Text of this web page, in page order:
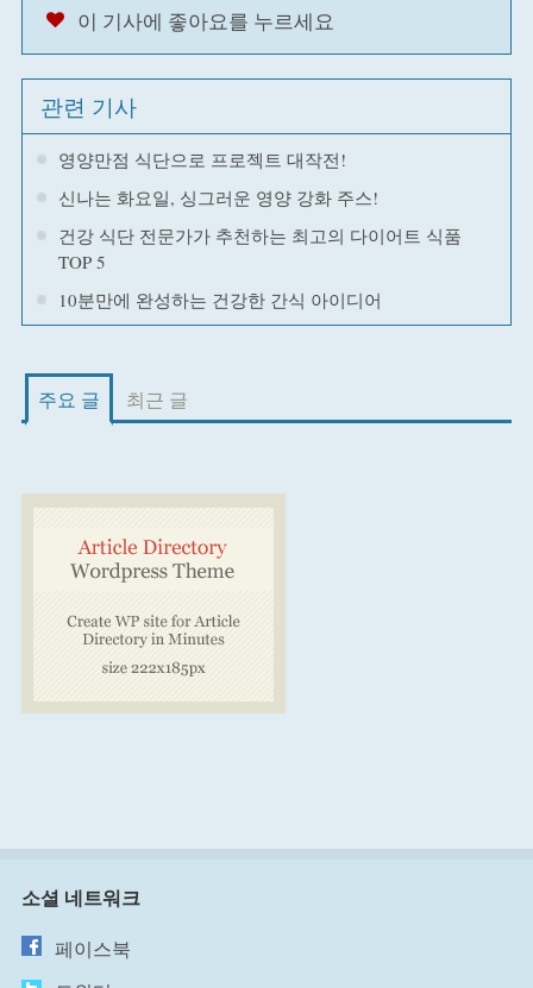
이 기사에 좋아요를 누르세요
관련 기사
영양만점 식단으로 프로젝트 대작전!
신나는 화요일, 싱그러운 영양 강화 주스!
건강 식단 전문가가 추천하는 최고의 다이어트 식품
TOP 5
10분만에 완성하는 건강한 간식 아이디어
주요 글 최근 글
소셜 네트워크
페이스북